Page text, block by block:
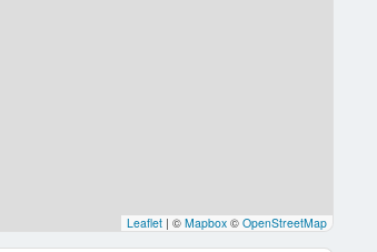
Leaflet | © Mapbox © OpenStreetMap